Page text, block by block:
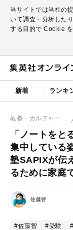
当サイトでは当社の
いて調査・分析した
する目的で Cookie を
新着 ランキ
教養・カルチャー
「ノートを
集中している
塾SAPIXが伝
るために家庭
佐藤智
#佐藤智 #受験